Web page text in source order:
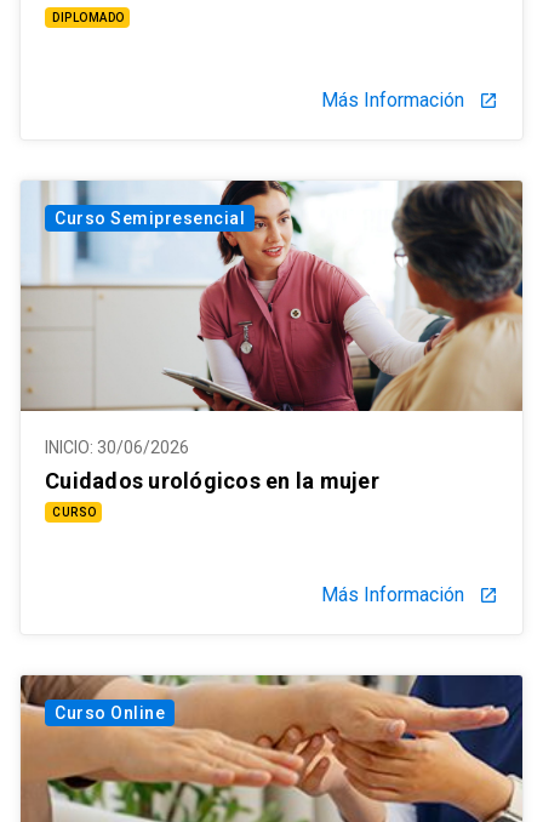
DIPLOMADO
Más Información launch
Curso Semipresencial
INICIO: 30/06/2026
Cuidados urológicos en la mujer
CURSO
Más Información launch
Curso Online